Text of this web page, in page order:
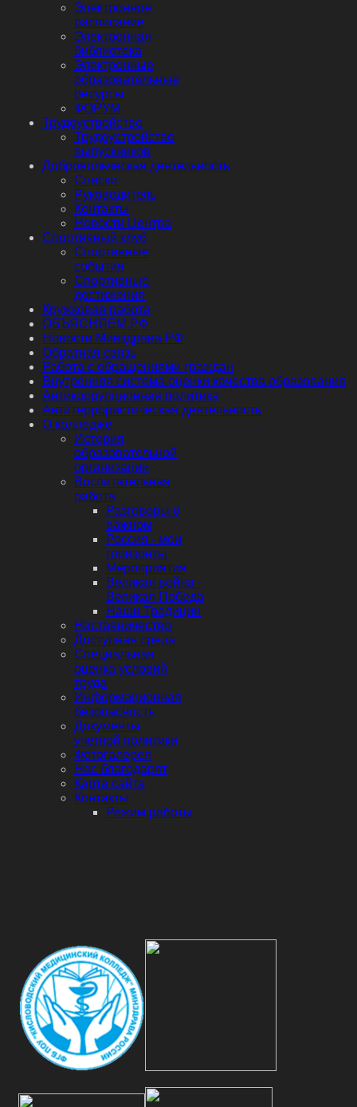
Электронное
расписание
Электронная
библиотека
Электронные
образовательные
ресурсы
ФОРУМ
Трудоустройство
Трудоустройство
выпускников
Добровольческая деятельность
Списки
Руководитель
Контакты
Новости Центра
Спортивный клуб
Спортивные
события
Спортивные
достижения
Кружковая работа
ОБЪЯСНЯЕМ.РФ
Новости Минздрава РФ
Обратная связь
Работа с обращениями граждан
Внутренняя система оценки качества образования
Антикоррупционная политика
Антитеррористическая деятельность
О колледже
История
образовательной
организации
Воспитательная
работа
Разговоры о
важном
Россия - мои
горизонты
Мероприятия
Великая война -
Великая Победа
Наши Традиции
Наставничество
Доступная среда
Специальная
оценка условий
труда
Информационная
безопасность
Документы
учетной политики
Фотогалерея
Нас благодарят
Карта сайта
Контакты
Режим работы